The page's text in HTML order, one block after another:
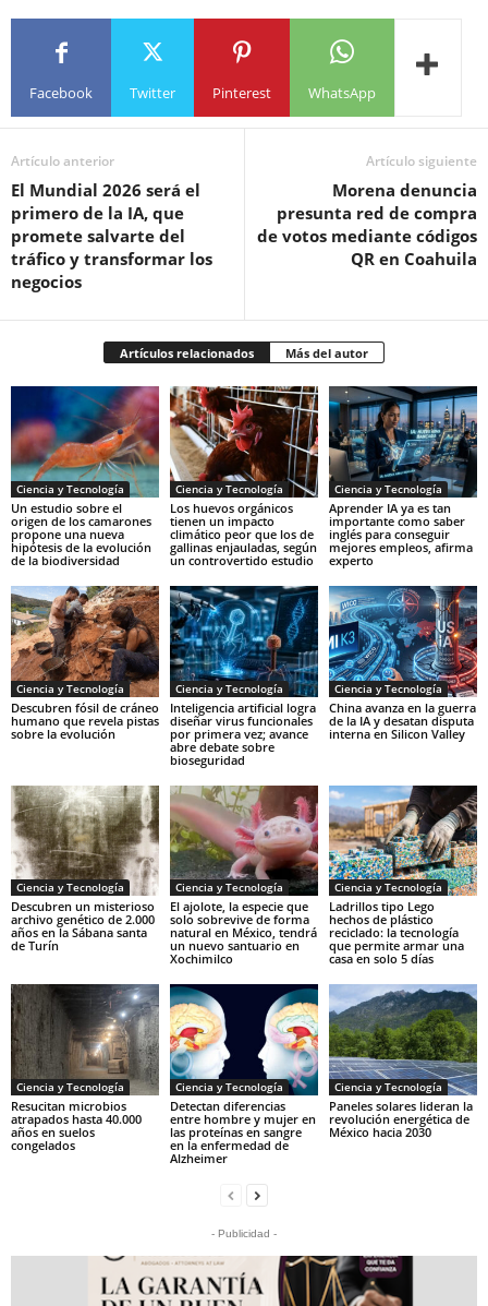
Facebook Twitter Pinterest WhatsApp
Artículo anterior
El Mundial 2026 será el
primero de la IA, que
promete salvarte del
tráfico y transformar los
negocios
Artículo siguiente
Morena denuncia
presunta red de compra
de votos mediante códigos
QR en Coahuila
Artículos relacionados Más del autor
Ciencia y Tecnología
Un estudio sobre el
origen de los camarones
propone una nueva
hipótesis de la evolución
de la biodiversidad
Ciencia y Tecnología
Los huevos orgánicos
tienen un impacto
climático peor que los de
gallinas enjauladas, según
un controvertido estudio
Ciencia y Tecnología
Aprender IA ya es tan
importante como saber
inglés para conseguir
mejores empleos, afirma
experto
Ciencia y Tecnología
Descubren fósil de cráneo
humano que revela pistas
sobre la evolución
Ciencia y Tecnología
Inteligencia artificial logra
diseñar virus funcionales
por primera vez; avance
abre debate sobre
bioseguridad
Ciencia y Tecnología
China avanza en la guerra
de la IA y desatan disputa
interna en Silicon Valley
Ciencia y Tecnología
Descubren un misterioso
archivo genético de 2.000
años en la Sábana santa
de Turín
Ciencia y Tecnología
El ajolote, la especie que
solo sobrevive de forma
natural en México, tendrá
un nuevo santuario en
Xochimilco
Ciencia y Tecnología
Ladrillos tipo Lego
hechos de plástico
reciclado: la tecnología
que permite armar una
casa en solo 5 días
Ciencia y Tecnología
Resucitan microbios
atrapados hasta 40.000
años en suelos
congelados
Ciencia y Tecnología
Detectan diferencias
entre hombre y mujer en
las proteínas en sangre
en la enfermedad de
Alzheimer
Ciencia y Tecnología
Paneles solares lideran la
revolución energética de
México hacia 2030
- Publicidad -